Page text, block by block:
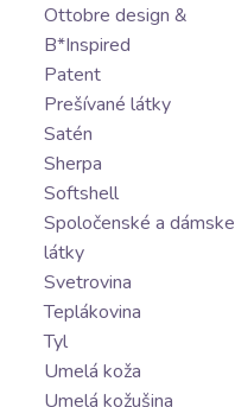
Ottobre design &
B*Inspired
Patent
Prešívané látky
Satén
Sherpa
Softshell
Spoločenské a dámske
látky
Svetrovina
Teplákovina
Tyl
Umelá koža
Umelá kožušina